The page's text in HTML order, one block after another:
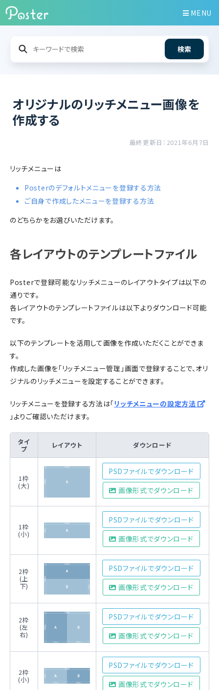
MENU
検索
オリジナルのリッチメニュー画像を
作成する
最終更新日：2021年6月7日
リッチメニューは
Posterのデフォルトメニューを登録する方法
ご自身で作成したメニューを登録する方法
のどちらかをお選びいただけます。
各レイアウトのテンプレートファイル
Posterで登録可能なリッチメニューのレイアウトタイプは以下の
通りです。
各レイアウトのテンプレートファイルは以下よりダウンロード可能
です。
以下のテンプレートを活用して画像を作成いただくことができま
す。
作成した画像を「リッチメニュー管理」画面で登録することで、オリ
ジナルのリッチメニューを設定することができます。
リッチメニューを登録する方法は「リッチメニューの設定方法
」よりご確認いただけます。
タイ
プ レイアウト ダウンロード
1枠
(大)
PSDファイルでダウンロード
画像形式でダウンロード
1枠
(小)
PSDファイルでダウンロード
画像形式でダウンロード
2枠
(上
下)
PSDファイルでダウンロード
画像形式でダウンロード
2枠
(左
右)
PSDファイルでダウンロード
画像形式でダウンロード
2枠
(小)
PSDファイルでダウンロード
画像形式でダウンロード